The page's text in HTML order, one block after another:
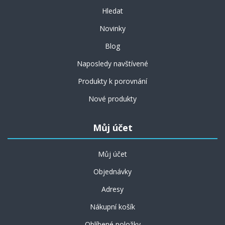
Hledat
Novinky
Blog
Naposledy navštívené
Produkty k porovnání
Nové produkty
Můj účet
Můj účet
Objednávky
Adresy
Nákupní košík